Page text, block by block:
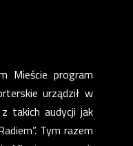
Mieście program
urządził w
takich audycji jak
Tym razem